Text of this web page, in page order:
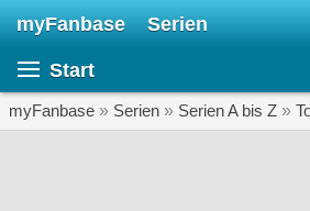
myFanbase Serien
Start
myFanbase » Serien » Serien A bis Z »
SERIEN